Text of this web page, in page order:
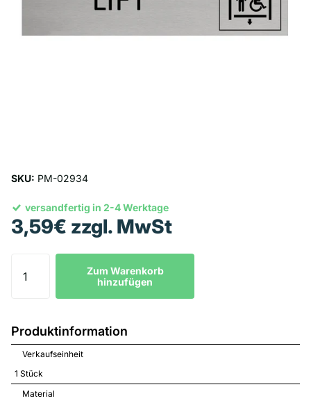
SKU: PM-02934
versandfertig in 2-4 Werktage
3,59€ zzgl. MwSt
Zum Warenkorb
hinzufügen
Produktinformation
Verkaufseinheit
1 Stück
Material